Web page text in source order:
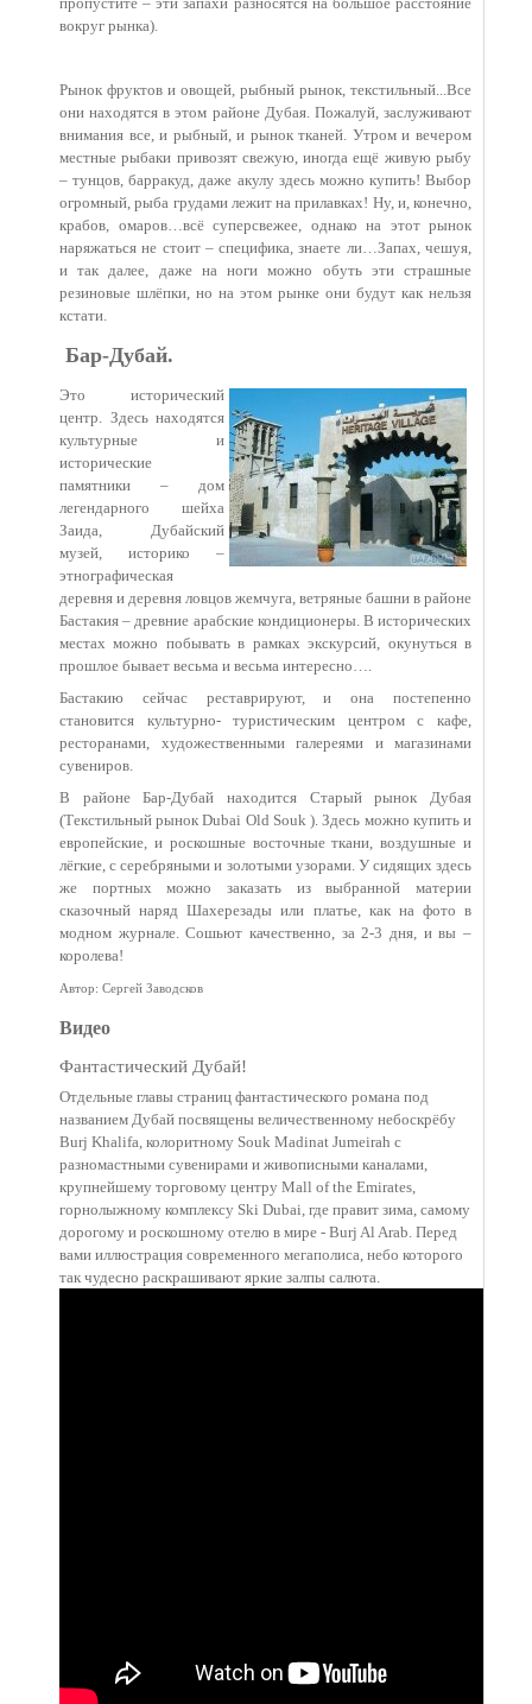
вокруг рынка).
Рынок фруктов и овощей, рыбный рынок, текстильный...Все
они находятся в этом районе Дубая. Пожалуй, заслуживают
внимания все, и рыбный, и рынок тканей. Утром и вечером
местные рыбаки привозят свежую, иногда ещё живую рыбу
– тунцов, барракуд, даже акулу здесь можно купить! Выбор
огромный, рыба грудами лежит на прилавках! Ну, и, конечно,
крабов, омаров…всё суперсвежее, однако на этот рынок
наряжаться не стоит – специфика, знаете ли…Запах, чешуя,
и так далее, даже на ноги можно обуть эти страшные
резиновые шлёпки, но на этом рынке они будут как нельзя
кстати.
Бар-Дубай.
Это исторический
центр. Здесь находятся
культурные и
исторические
памятники – дом
легендарного шейха
Заида, Дубайский
музей, историко –
этнографическая
деревня и деревня ловцов жемчуга, ветряные башни в районе
Бастакия – древние арабские кондиционеры. В исторических
местах можно побывать в рамках экскурсий, окунуться в
прошлое бывает весьма и весьма интересно….
Бастакию сейчас реставрируют, и она постепенно
становится культурно- туристическим центром с кафе,
ресторанами, художественными галереями и магазинами
сувениров.
В районе Бар-Дубай находится Старый рынок Дубая
(Текстильный рынок Dubai Old Souk ). Здесь можно купить и
европейские, и роскошные восточные ткани, воздушные и
лёгкие, с серебряными и золотыми узорами. У сидящих здесь
же портных можно заказать из выбранной материи
сказочный наряд Шахерезады или платье, как на фото в
модном журнале. Сошьют качественно, за 2-3 дня, и вы –
королева!
Автор: Сергей Заводсков
Видео
Фантастический Дубай!
Отдельные главы страниц фантастического романа под
названием Дубай посвящены величественному небоскрёбу
Burj Khalifa, колоритному Souk Madinat Jumeirah с
разномастными сувенирами и живописными каналами,
крупнейшему торговому центру Mall of the Emirates,
горнолыжному комплексу Ski Dubai, где правит зима, самому
дорогому и роскошному отелю в мире - Burj Al Arab. Перед
вами иллюстрация современного мегаполиса, небо которого
так чудесно раскрашивают яркие залпы салюта.